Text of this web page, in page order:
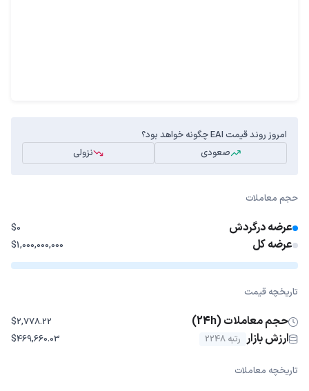
امروز روند قیمت EAI چگونه خواهد بود؟
صعودی
نزولی
حجم معاملات
عرضه درگردش $0
عرضه کل $1,000,000,000
تاریخچه قیمت
حجم معاملات (24h) $2,778.22
ارزش بازار رتبه 2248 $469,660.03
تاریخچه معاملات